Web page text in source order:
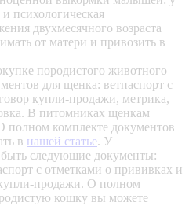
психологическая
двухмесячного возраста
от матери и привозить в
породистого животного
для щенка: ветпаспорт с
купли-продажи, метрика,
В питомниках щенкам
полном комплекте документов
в нашей статье. У
следующие документы:
с отметками о прививках и
продажи. О полном
кошку вы можете